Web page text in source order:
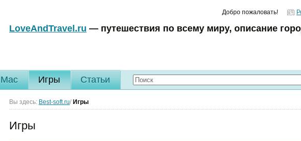
Добро пожаловать!
LoveAndTravel.ru — путешествия по всему миру, описание
Mac Игры Статьи
Вы здесь: Best-soft.ru/ Игры
Игры